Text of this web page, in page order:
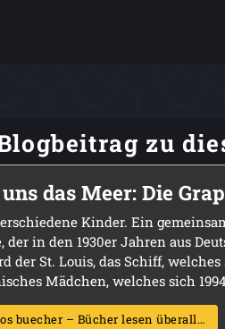
zu
das Meer: Die
Kinder. Ein
der in den 1930er Jahren aus
der St. Louis, das Schiff,
Mädchen, welches sich
buecher – Bücher lesen überall…